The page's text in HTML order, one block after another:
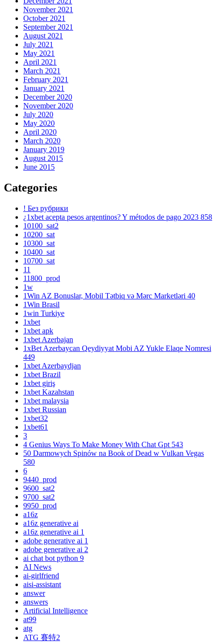
November 2021
October 2021
September 2021
August 2021
July 2021
May 2021
April 2021
March 2021
February 2021
January 2021
December 2020
November 2020
July 2020
May 2020
April 2020
March 2020
January 2019
August 2015
June 2015
Categories
! Без рубрики
¿1xbet acepta pesos argentinos? Y métodos de pago 2023 858
10100_sat2
10200_sat
10300_sat
10400_sat
10700_sat
11
11800_prod
1w
1Win AZ Bonuslar, Mobil Tətbiq və Mərc Marketləri 40
1Win Brasil
1win Turkiye
1xbet
1xbet apk
1xbet Azerbajan
1xBet Azerbaycan Qeydiyyat Mobi AZ Yukle Elaqe Nomresi
449
1xbet Azerbaydjan
1xbet Brazil
1xbet giriş
1xbet Kazahstan
1xbet malaysia
1xbet Russian
1xbet32
1xbet61
3
4 Genius Ways To Make Money With Chat Gpt 543
50 Darmowych Spinów na Book of Dead w Vulkan Vegas
580
6
9440_prod
9600_sat2
9700_sat2
9950_prod
a16z
a16z generative ai
a16z generative ai 1
adobe generative ai 1
adobe generative ai 2
ai chat bot python 9
AI News
ai-girlfriend
aisi-assistant
answer
answers
Artificial Intelligence
at99
atg
ATG 賽特2